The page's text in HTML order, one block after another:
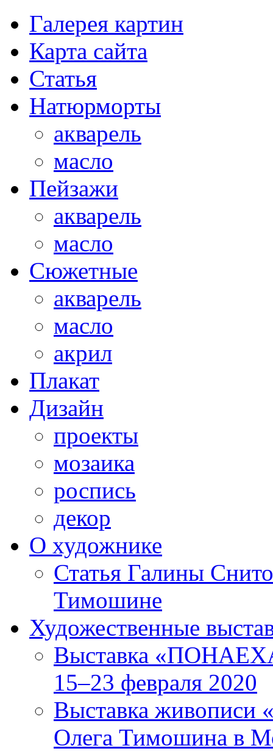
Галерея картин
Карта сайта
Статья
Натюрморты
акварель
масло
Пейзажи
акварель
масло
Сюжетные
акварель
масло
акрил
Плакат
Дизайн
проекты
мозаика
роспись
декор
О художнике
Статья Галины
Тимошине
Художественные
Выставка
15–23 февраля 2020
Выставка живописи
Олега Тимошина в